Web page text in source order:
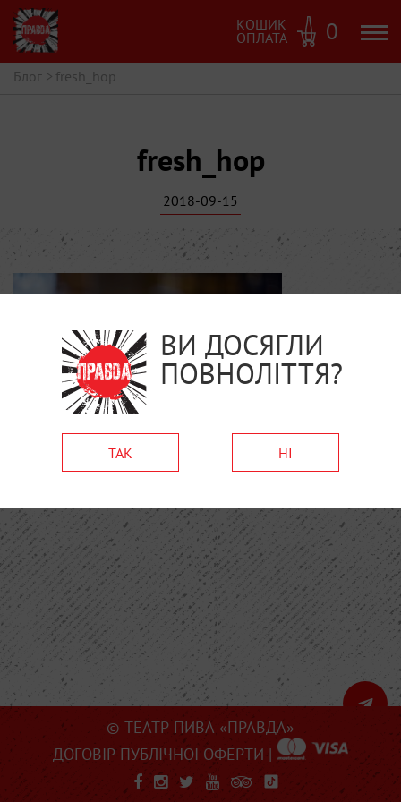
КОШИК
ОПЛАТА 0
Блог > fresh_hop
fresh_hop
2018-09-15
© ТЕАТР ПИВА «ПРАВДА»
ДОГОВІР ПУБЛІЧНОЇ ОФЕРТИ |
ВИ ДОСЯГЛИ
ПОВНОЛІТТЯ?
ТАК НІ